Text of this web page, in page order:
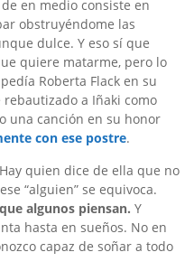
en medio consiste en
obstruyéndome las
dulce. Y eso sí que
quiere matarme, pero lo
Roberta Flack en su
rebautizado a Iñaki como
una canción en su honor
con ese postre.
quien dice de ella que no
“alguien” se equivoca.
algunos piensan. Y
hasta en sueños. No en
capaz de soñar a todo